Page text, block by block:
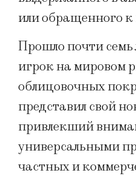
или обращенного к
Прошло почти
игрок на мировом
облицовочных
представил свой
привлекший
универсальными
частных и